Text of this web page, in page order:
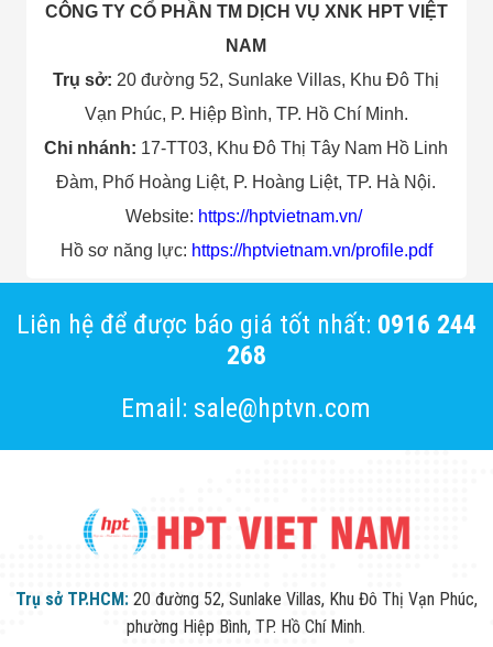
CÔNG TY CỔ PHẦN TM DỊCH VỤ XNK HPT VIỆT
NAM
Trụ sở: 20 đường 52, Sunlake Villas, Khu Đô Thị
Vạn Phúc, P. Hiệp Bình, TP. Hồ Chí Minh.
Chi nhánh: 17-TT03, Khu Đô Thị Tây Nam Hồ Linh
Đàm, Phố Hoàng Liệt, P. Hoàng Liệt, TP. Hà Nội.
Website: https://hptvietnam.vn/
Hồ sơ năng lực: https://hptvietnam.vn/profile.pdf
Liên hệ để được báo giá tốt nhất: 0916 244
268
Email: sale@hptvn.com
Trụ sở TP.HCM: 20 đường 52, Sunlake Villas, Khu Đô Thị Vạn Phúc,
phường Hiệp Bình, TP. Hồ Chí Minh.